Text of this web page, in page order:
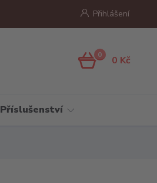
Přihlášení
0 0 Kč
Příslušenství